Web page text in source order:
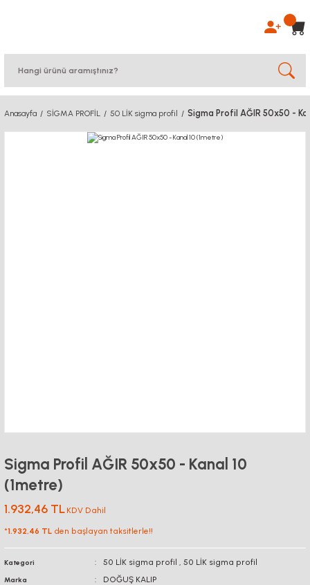
Anasayfa SİGMA PROFİL 50 LİK sigma profil Sigma Profil AĞIR 50x50 -
Sigma Profil AĞIR 50x50 - Kanal 10
(1metre)
1.932,46 TL KDV Dahil
*1.932,46 TL den başlayan taksitlerle!!
Kategori 50 LİK sigma profil , 50 LİK sigma profil
Marka DOĞUŞ KALIP